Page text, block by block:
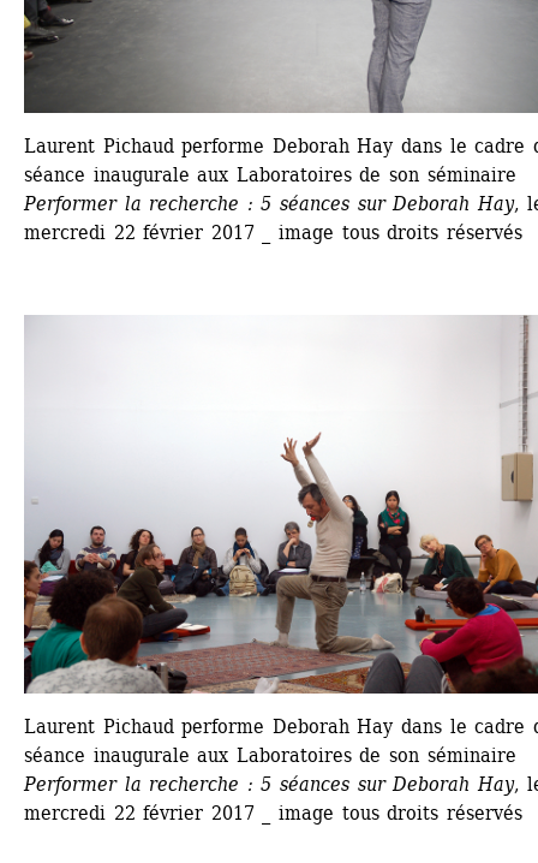
Laurent Pichaud performe Deborah Hay dans le cadre
séance inaugurale aux Laboratoires de son séminaire
Performer la recherche : 5 séances sur Deborah Hay,
mercredi 22 février 2017 _ image tous droits réservés
Laurent Pichaud performe Deborah Hay dans le cadre
séance inaugurale aux Laboratoires de son séminaire
Performer la recherche : 5 séances sur Deborah Hay,
mercredi 22 février 2017 _ image tous droits réservés